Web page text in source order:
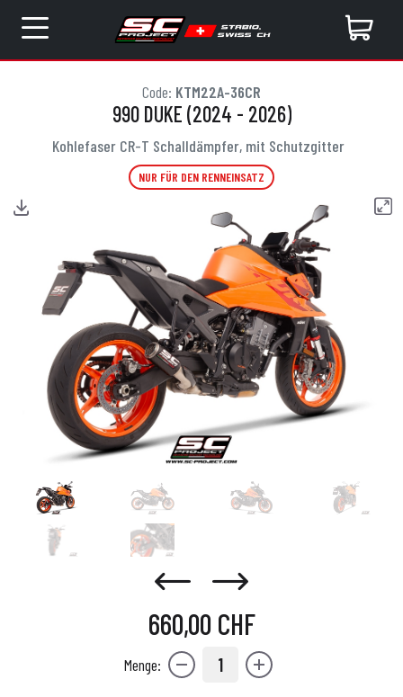
Code: KTM22A-36CR
990 DUKE (2024 - 2026)
Kohlefaser CR-T Schalldämpfer, mit Schutzgitter
NUR FÜR DEN RENNEINSATZ
660,00 CHF
Menge: 1